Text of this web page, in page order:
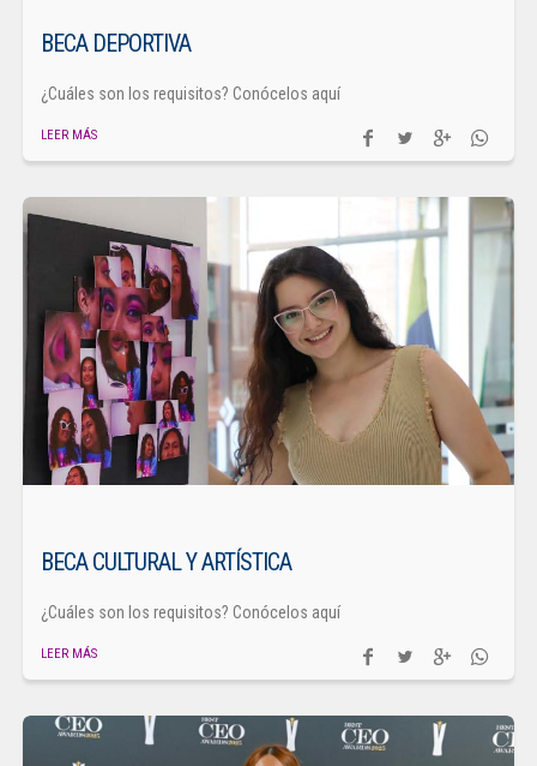
BECA DEPORTIVA
¿Cuáles son los requisitos? Conócelos aquí
LEER MÁS
BECA CULTURAL Y ARTÍSTICA
¿Cuáles son los requisitos? Conócelos aquí
LEER MÁS